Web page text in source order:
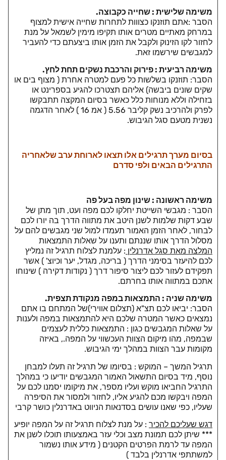
משימה שלישית : שחייה כקבוצה.
הסבר :אתם תוזנקו כצווות לתחרות שחייה אישית למצוף
במרחק מאתיים מטרים אותו תקיפו מימין לשמאל על מנת
לחזור לקו הזינוק ולקבל את הזמן אותו ביצעתם כדי להעביר
למגבשים שירשמו זאת.
משימה רביעית : פירוק והרכבת נשקים תחת לחץ.
הסבר: תוזנקו בשלשות כל פעם למטרה אחרת ( מצוף בים או
שקים שונים ביבשה) אליהם תצטרכו להגיע בספרינט או
בזחילה וללא מנוחות כלל כאשר בסיום המקצה תתבקשו
לפרק ולהרכיב נשק קליבר 5.56 ( אמ 16 ) לאחר הדגמה
נשנית מטעם סגל הגיבוש.
בסיום מערך תרגילים אלו תצאו לארוחת ערב שלאחריה
התרגילים הבאים ולפי סדרם
משימה ראשונה : שינון מפה בעל פה
הסבר : מגבשי השייטת יחלקו לכם מפה ועט, תוך מתן של
שבע דקות שלמות לשנן היטב את מתווה הדרך בה יורו לכם
לבחור, לאחר הזמן האמור תעמדו למול שני מגבשים להם על
מסלול הדרך אותו שננתם ותענו על שאלות התמצאות
המלצה מאת סגל אדרנלין : עלמנת לצלוח תרגיל זה נמליץ
לכם להיעזר בסימני הדרך ( בריכה, מגדל, יער וכיוצ' ) אשר
תפקידם לעזור לכם ליצור סיפור דרך ( נקודות דקירה ) שינוחו
אתכם במתווה אותו בחרתם.
משימה שניה : התמצאות במפה מנקודת תצפית.
הסבר: יביאו לכם תצ"א (תצלום אווירי)של המתחם בו אתם
נמצאים כאשר המטרה שלכם היא להתמצאות במפה ולענות
על שאלות המגבשים כגון : התמצאות כללית לעצמים
שבמפה, מהו מיקום הצוות העכשווי על המפה., באיזה
מקומות עבר הצוות במהלך ימי הגיבוש.
תרגיל המשך – המוקש : בסיומו של תרגיל זה תעלו למבחן
נוסף, מיד בסיום התשאול האמור המגבשים יודיעו כי במהלך
התרגיל החביאו מוקש ועליו מספר, את מיקומו יסמנו לכם על
המפה ויבקשו מכם להגיע אליו, לחזור ולמסור את הסיפרה
שעליו, כפי שאנו עושים בסדנאות הניווט באדרנלין כושר קרבי
דגש שעליכם להכיר : על מנת לצלוח תרגיל זה על המפה יופיע
*** שיתן לכם תמונת מצב וכלי עזר באמצעותו תוכלו לשנן את
המפה עד לרמת הפרטים הקטנים ( מידע אותו נשמור
למשתתפי אדרנלין בלבד )